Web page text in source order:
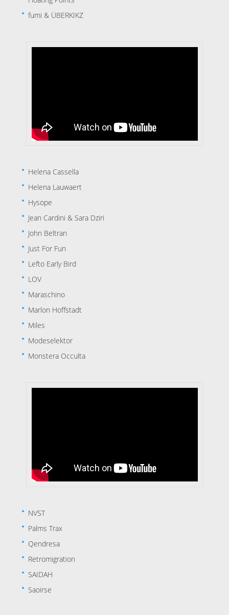
fumi & ÜBERKIKZ
Helena Cassella
Helena Lauwaert
Hysope
Jean Cardini & Sara Dziri
John Beltran
Just For Fun
Lefto Early Bird
LOV
Maraschino
Marlon Hoffstadt
Miles
Modeselektor
Monstera Occulta
NVST
Palms Trax
Qendresa
Retromigration
SAIDAH
Saoirse